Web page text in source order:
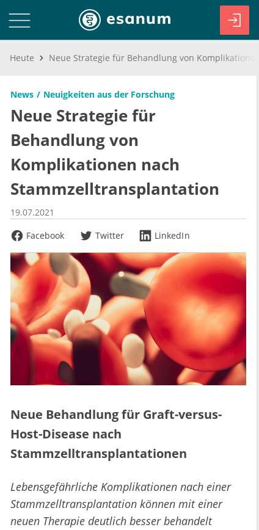
Heute
News Neuigkeiten aus der Forschung
Neue Strategie für
Behandlung von
Komplikationen nach
Stammzelltransplantation
19.07.2021
Facebook
Twitter LinkedIn
Neue Behandlung für Graft-versus-
Host-Disease nach
Stammzelltransplantationen
Lebensgefährliche Komplikationen nach einer
Stammzelltransplantation können mit einer
neuen Therapie deutlich besser behandelt